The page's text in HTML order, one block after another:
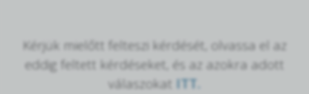
Kérjük mielőtt felteszi kérdését, olvassa el az
eddig feltett kérdéseket, és az azokra adott
válaszokat ITT.